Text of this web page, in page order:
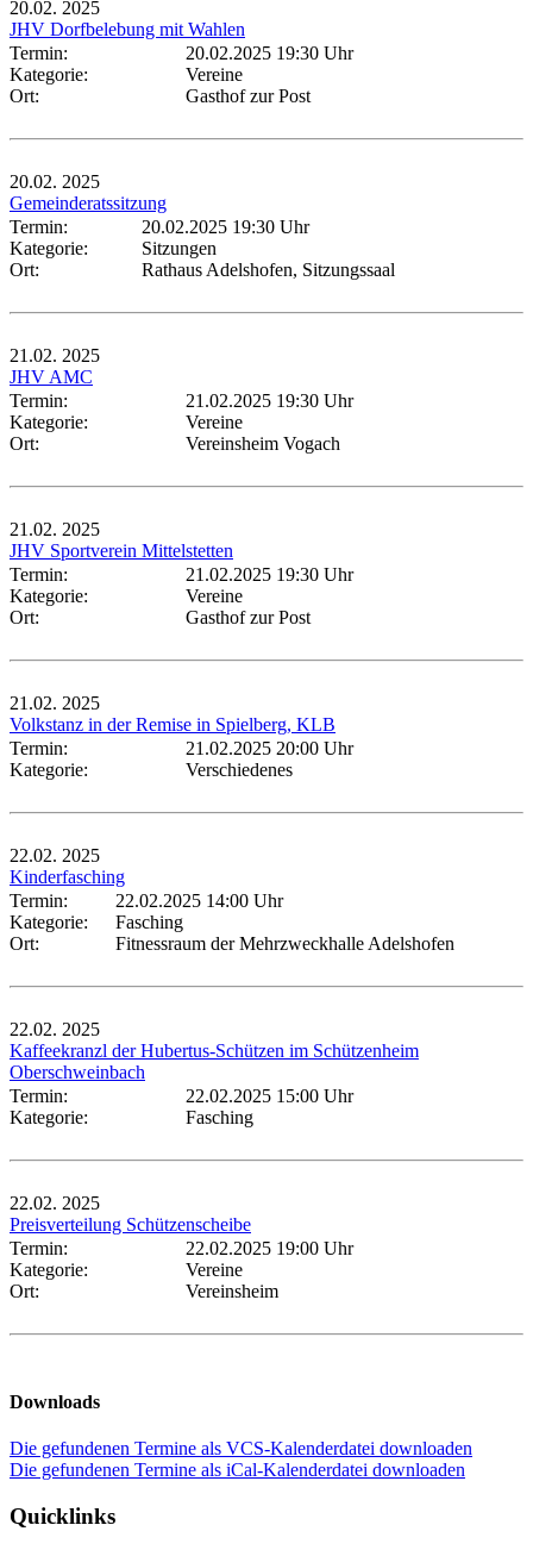
20.02. 2025
JHV Dorfbelebung mit Wahlen
Termin:
20.02.2025 19:30 Uhr
Kategorie:
Vereine
Ort:
Gasthof zur Post
20.02. 2025
Gemeinderatssitzung
Termin:
20.02.2025 19:30 Uhr
Kategorie:
Sitzungen
Ort:
Rathaus Adelshofen, Sitzungssaal
21.02. 2025
JHV AMC
Termin:
21.02.2025 19:30 Uhr
Kategorie:
Vereine
Ort:
Vereinsheim Vogach
21.02. 2025
JHV Sportverein Mittelstetten
Termin:
21.02.2025 19:30 Uhr
Kategorie:
Vereine
Ort:
Gasthof zur Post
21.02. 2025
Volkstanz in der Remise in Spielberg, KLB
Termin:
21.02.2025 20:00 Uhr
Kategorie:
Verschiedenes
22.02. 2025
Kinderfasching
Termin:
22.02.2025 14:00 Uhr
Kategorie:
Fasching
Ort:
Fitnessraum der Mehrzweckhalle Adelshofen
22.02. 2025
Kaffeekranzl der Hubertus-Schützen im Schützenheim
Oberschweinbach
Termin:
22.02.2025 15:00 Uhr
Kategorie:
Fasching
22.02. 2025
Preisverteilung Schützenscheibe
Termin:
22.02.2025 19:00 Uhr
Kategorie:
Vereine
Ort:
Vereinsheim
Downloads
Die gefundenen Termine als VCS-Kalenderdatei downloaden
Die gefundenen Termine als iCal-Kalenderdatei downloaden
Quicklinks